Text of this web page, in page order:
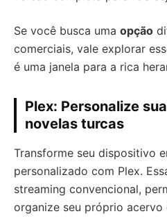
Se você busca uma opção
comerciais, vale explorar
é uma janela para a rica
Plex: Personalize
novelas turcas
Transforme seu dispositivo
personalizado com Plex.
streaming convencional,
organize seu próprio acervo